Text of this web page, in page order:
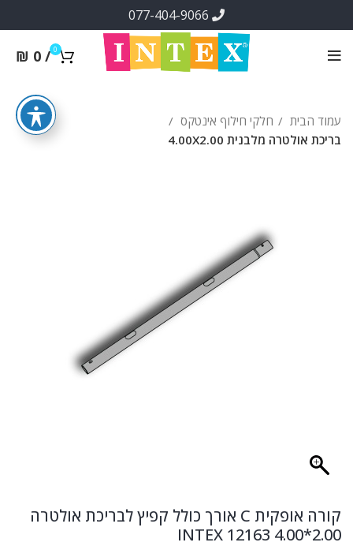
0
/
₪ 0
עמוד הבית
חלקי חילוף אינטקס
בריכת אולטרה מלבנית 4.00X2.00
קורה אופקית C אורך כולל קפיץ לבריכת אולטרה
2.00*4.00 INTEX 12163